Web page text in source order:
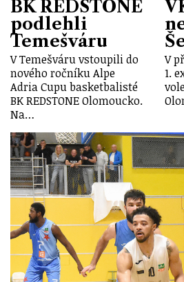
BK REDSTONE
podlehli
Temešváru
V Temešváru vstoupili do
nového ročníku Alpe
Adria Cupu basketbalisté
BK REDSTONE Olomoucko.
Na…
V
1.